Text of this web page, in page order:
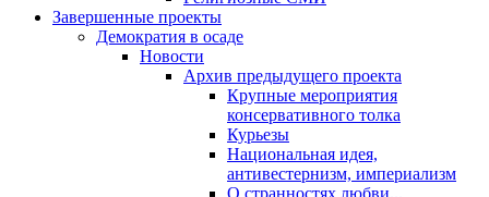
Завершенные проекты
Демократия в осаде
Новости
Архив предыдущего проекта
Крупные мероприятия
консервативного толка
Курьезы
Национальная идея,
антивестернизм, империализм
О странностях любви...